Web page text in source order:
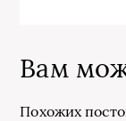
Вам
Похожих